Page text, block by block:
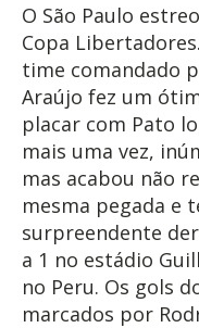
O São Paulo
Copa
time comandado
Araújo fez um
placar com Pato
mais uma vez,
mas acabou não
mesma pegada e
surpreendente
a 1 no estádio
no Peru. Os gols
marcados por